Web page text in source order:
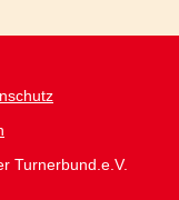
Turnerbund.e.V.